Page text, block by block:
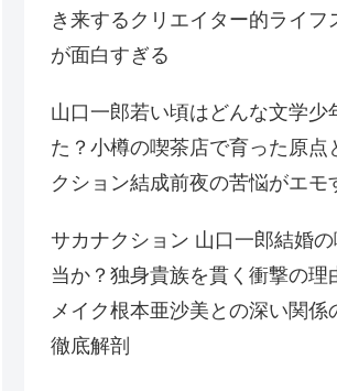
き来するクリエイター的ライフ
が面白すぎる
山口一郎若い頃はどんな文学少
た？小樽の喫茶店で育った原点
クション結成前夜の苦悩がエモ
サカナクション 山口一郎結婚
当か？独身貴族を貫く衝撃の理
メイク根本亜沙美との深い関係
徹底解剖